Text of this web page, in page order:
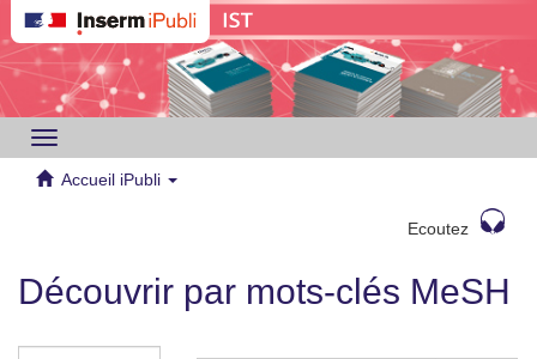
Toggle
navigation
Accueil iPubli
Ecoutez
Découvrir par mots-clés MeSH